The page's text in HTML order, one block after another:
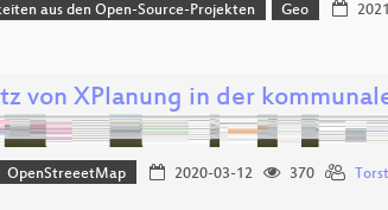
aus den Open-Source-Projekten Geo
von XPlanung in der
OpenStreeetMap 2020-03-12 370